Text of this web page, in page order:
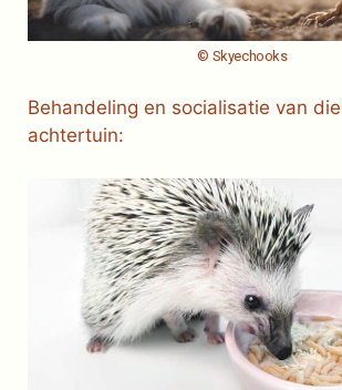
© Skyechooks
Behandeling en socialisatie van
achtertuin: